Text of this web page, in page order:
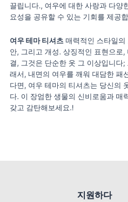
끌립니다., 여우에 대한 사랑과 다양
요성을 공유할 수 있는 기회를 제공
여우 테마 티셔츠 매력적인 스타일
안, 그리고 개성. 상징적인 표현으로
결, 그것은 단순한 옷 그 이상입니다
래서, 내면의 여우를 깨워 대담한 패
다면, 여우 테마의 티셔츠는 당신의
다. 이 장엄한 생물의 신비로움과 매
갖고 감탄해보세요.!
지원하다